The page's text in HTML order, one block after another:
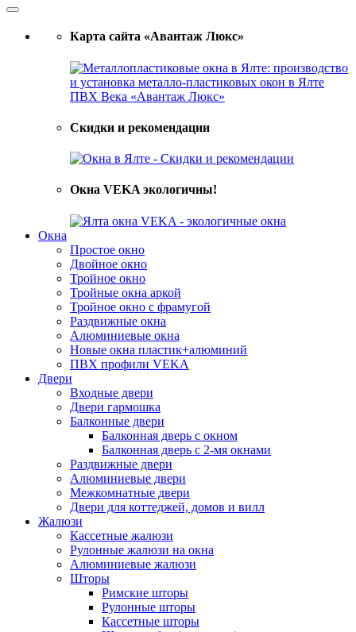
Карта сайта «Авантаж Люкс»
Скидки и рекомендации
Окна VEKA экологичны!
Окна
Простое окно
Двойное окно
Тройное окно
Тройные окна аркой
Тройное окно с фрамугой
Раздвижные окна
Алюминиевые окна
Новые окна пластик+алюминий
ПВХ профили VEKA
Двери
Входные двери
Двери гармошка
Балконные двери
Балконная дверь с окном
Балконная дверь с 2-мя окнами
Раздвижные двери
Алюминиевые двери
Межкомнатные двери
Двери для коттеджей, домов и вилл
Жалюзи
Кассетные жалюзи
Рулонные жалюзи на окна
Алюминиевые жалюзи
Шторы
Римские шторы
Рулонные шторы
Кассетные шторы